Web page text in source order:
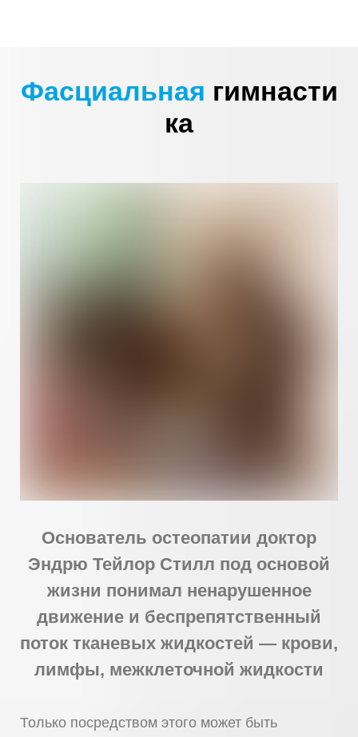
Фасциальная гимнасти
ка
Основатель остеопатии доктор
Эндрю Тейлор Стилл под основой
жизни понимал ненарушенное
движение и беспрепятственный
поток тканевых жидкостей — крови,
лимфы, межклеточной жидкости
Только посредством этого может быть